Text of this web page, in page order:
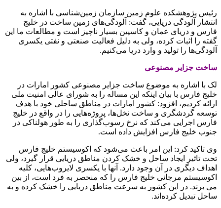
رئیس پژوهشکده علوم زمین سازمان زمین‌شناسی با اشاره به
انتشار آلودگی دریایی، گفت: آلودگی‌های زمین ساخت در خلیج
فارس و دریای عمان و کاسپین بسیار ناچیز است و مطالعات ما این
گفته را اثبات کرده، ولی به دلیل فعالیت صنعتی و نفتی یکسری
آلودگی‌ها را تولید و وارد دریا می‌کنیم.
ساخت جزایر مصنوعی
لک با اشاره به موضوع ساخت جزایر مصنوعی کشور امارات در
خلیج فارس با بیان اینکه این مساله را به شورای عالی امنیت ملی
ارائه کردیم، افزود: کشور امارات در مناطق ساحلی خود با هدف
توسعه گردشگری و ساخت نخل‌ها، پروژه‌هایی را در واقع در خلیج
فارس اجرایی می‌کند که نرخ رسوب‌گذاری را به طور هولناکی در
جنوب خلیج فارس افزایش داده است.
وی تاکید کرد: این امر باعث می‌شود که اکوسیستم خلیج فارس
تحت تاثیر ایجاد ساحل و خشک کردن مناطق دریایی قرار گیرد، ولی
اهداف دیگری در آن وجود دارد. آنها با یکسری لایروب‌هایی، کلیه
اکوسیستم مرجانی خلیج فارس را که منحصر به فرد است، از بین
می برند. در این کشور به سرعت مناطق دریایی را خشک کرده و به
ساحل تبدیل کرده‌اند.